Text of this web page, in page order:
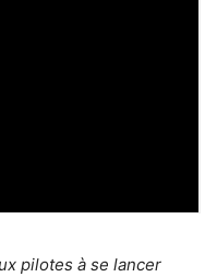
pilotes à se lancer